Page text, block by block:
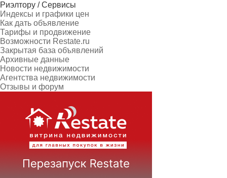
Риэлтору / Сервисы
Индексы и графики цен
Как дать объявление
Тарифы и продвижение
Возможности Restate.ru
Закрытая база объявлений
Архивные данные
Новости недвижимости
Агентства недвижимости
Отзывы и форум